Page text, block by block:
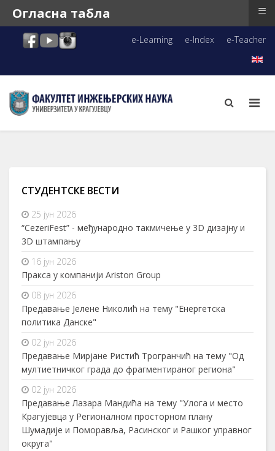
e-Learning e-Index e-Teacher
СТУДЕНТСКЕ ВЕСТИ
25 јун 2026
“CezeriFest” - међународно такмичење у 3D дизајну и
3D штампању
16 јун 2026
Пракса у компанији Ariston Group
08 јун 2026
Предавање Јелене Николић на тему "Енергетска
политика Данске"
02 јун 2026
Предавање Мирјане Ристић Трогранчић на тему "Од
мултиетничког града до фрагментираног региона"
02 јун 2026
Предавање Лазара Мандића на тему "Улога и место
Крагујевца у Регионалном просторном плану
Шумадије и Поморавља, Расинског и Рашког управног
округа"
Огласна табла ≡